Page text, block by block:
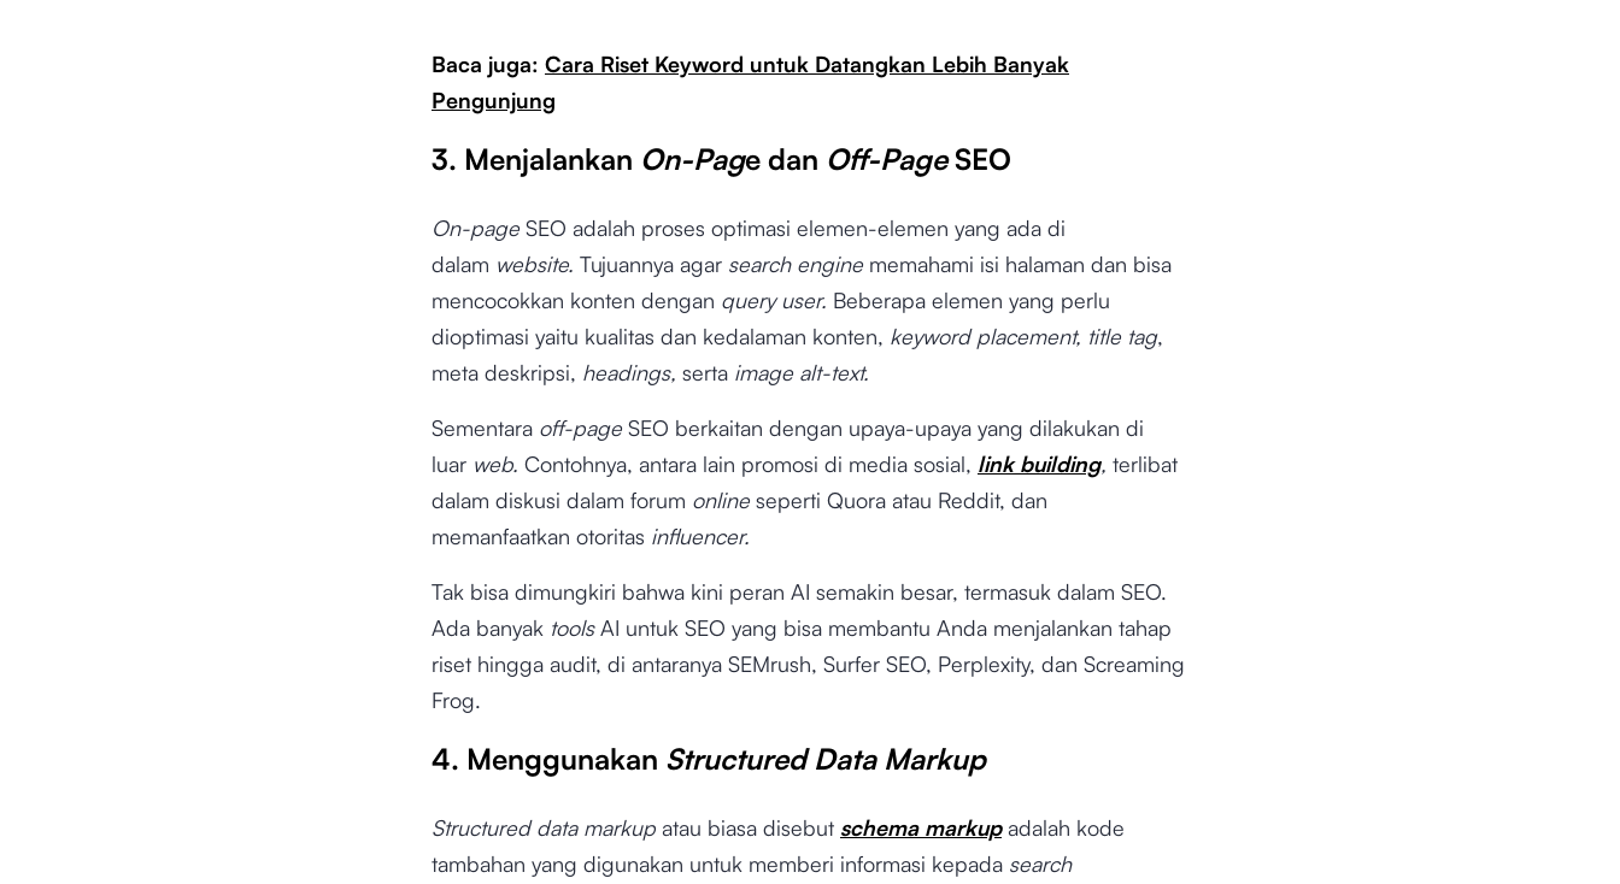
Baca juga: Cara Riset Keyword untuk Datangkan Lebih Banyak
Pengunjung
3. Menjalankan On-Page dan Off-PageSEO
On-page SEO adalah proses optimasi elemen-elemen yang ada di
dalam website. Tujuannya agar search engine memahami isi halaman dan bisa
mencocokkan konten dengan query user. Beberapa elemen yang perlu
dioptimasi yaitu kualitas dan kedalaman konten, keyword placement, title tag,
meta deskripsi, headings, serta image alt-text.
Sementara off-page SEO berkaitan dengan upaya-upaya yang dilakukan di
luar web. Contohnya, antara lain promosi di media sosial, link building, terlibat
dalam diskusi dalam forum online seperti Quora atau Reddit, dan
memanfaatkan otoritas influencer.
Tak bisa dimungkiri bahwa kini peran AI semakin besar, termasuk dalam SEO.
Ada banyak toolsAI untuk SEO yang bisa membantu Anda menjalankan tahap
riset hingga audit, di antaranya SEMrush, Surfer SEO, Perplexity, dan Screaming
Frog.
4. Menggunakan Structured Data Markup
Structured data markup atau biasa disebut schema markup adalah kode
tambahan yang digunakan untuk memberi informasi kepada search